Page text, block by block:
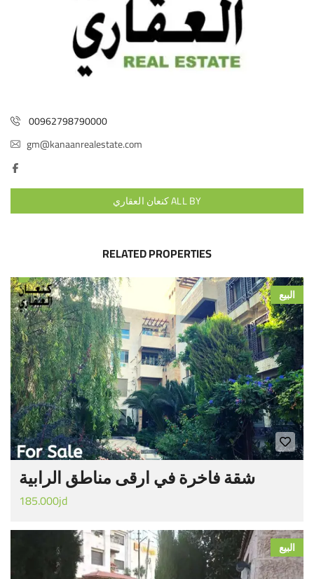
00962798790000
gm@kanaanrealestate.com
ALL BY كنعان العقاري
RELATED PROPERTIES
البيع
شقة فاخرة في ارقى مناطق الرابية
185.000jd
البيع